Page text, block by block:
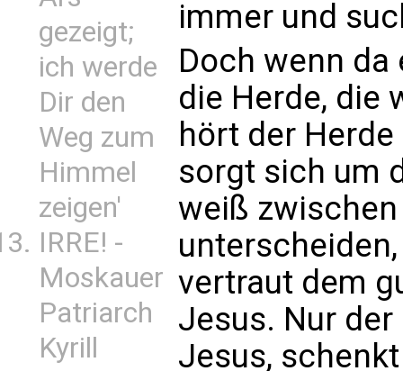
gezeigt;
ich werde
Dir den
Weg zum
Himmel
zeigen'
IRRE! -
Moskauer
Patriarch
Kyrill
immer und
Doch wenn
die Herde, die
hört der
sorgt sich um
weiß
vertraut dem
Jesus. Nur
Jesus,